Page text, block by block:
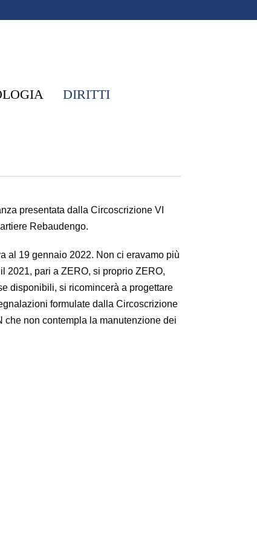
DIRITTI
presentata dalla Circoscrizione VI
Rebaudengo.
al 19 gennaio 2022. Non ci eravamo più
2021, pari a ZERO, si proprio ZERO,
disponibili, si ricomincerà a progettare
formulate dalla Circoscrizione
che non contempla la manutenzione dei